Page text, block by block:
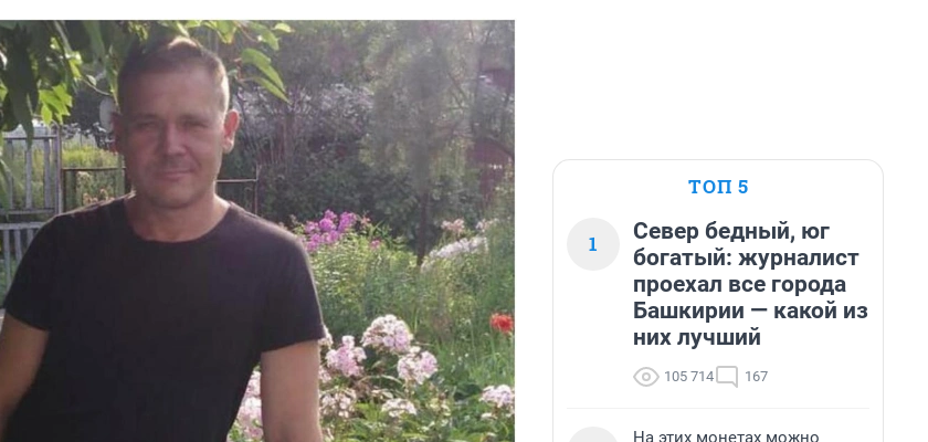
ТОП 5
1
Север бедный, юг
богатый: журналист
проехал все города
Башкирии — какой из
них лучший
105 714 167
На этих монетах можно